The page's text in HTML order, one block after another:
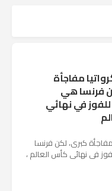
مفاجأة
فرنسا هي
في نهائي
كبرى، لكن فرنسا
في نهائي كأس العالم ،
الح...